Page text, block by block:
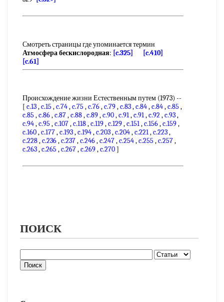
Смотреть страницы где упоминается термин
Атмосфера бескислородная: [c.325]
[c.410]
[c.61]
Происхождение жизни Естественным путем (1973) --
[ c.13,c.15 ,c.74,c.75 ,c.76,c.79,c.83,c.84,c.84,c.85 ,
c.85 ,c.86,c.87,c.88,c.89,c.90,c.91,c.91,c.92,c.93,
c.94,c.95 ,c.107,c.118,c.119,c.129,c.151,c.156,c.159,
c.160,c.177,c.193,c.194,c.203,c.204,c.221,c.223,
c.228,c.236,c.237,c.246,c.247,c.254,c.255 ,c.257,
c.263,c.265 ,c.267,c.269,c.270]
ПОИСК